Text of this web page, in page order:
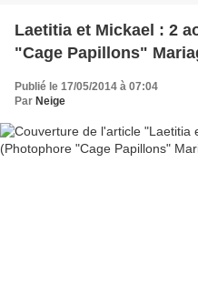
Laetitia et Mickael : 2
"Cage Papillons"
Publié le 17/05/2014 à 07:04
Par Neige